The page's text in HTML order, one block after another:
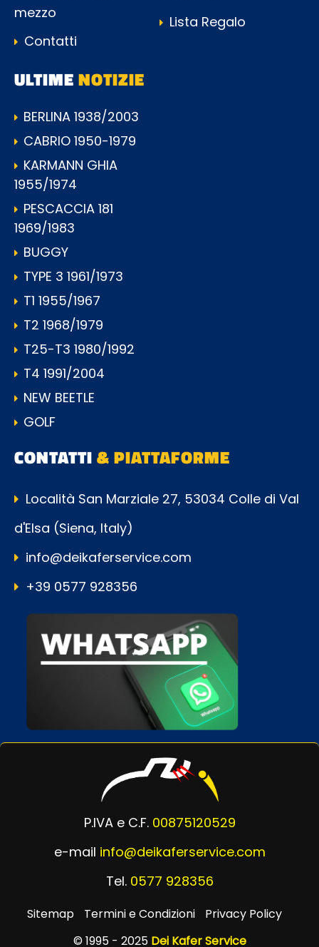
mezzo
Contatti
Lista Regalo
ULTIMENOTIZIE
BERLINA 1938/2003
CABRIO 1950-1979
KARMANN GHIA
1955/1974
PESCACCIA 181
1969/1983
BUGGY
TYPE 3 1961/1973
T1 1955/1967
T2 1968/1979
T25-T3 1980/1992
T4 1991/2004
NEW BEETLE
GOLF
CONTATTI& PIATTAFORME
Località San Marziale 27, 53034 Colle di Val
d'Elsa (Siena, Italy)
info@deikaferservice.com
+39 0577 928356
P.IVA e C.F. 00875120529
e-mail info@deikaferservice.com
Tel. 0577 928356
Sitemap Termini e Condizioni
Privacy Policy
© 1995 - 2025 Dei Kafer Service